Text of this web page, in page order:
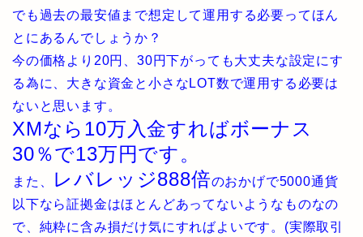
でも過去の最安値まで想定して運用する必要ってほん
とにあるんでしょうか？
今の価格より20円、30円下がっても大丈夫な設定にす
る為に、大きな資金と小さなLOT数で運用する必要は
ないと思います。
XMなら10万入金すればボーナス
30％で13万円です。
また、 レバレッジ888倍のおかげで5000通貨
以下なら証拠金はほとんどあってないようなものなの
で、純粋に含み損だけ気にすればよいです。(実際取引